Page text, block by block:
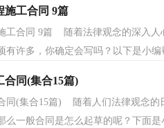
施工合同 9篇
工合同 9篇 随着法律观念的深入人
有许多，你确定会写吗？以下是小编
合同(集合15篇)
同(集合15篇) 随着人们法律观念的
么一般合同是怎么起草的呢？下面是